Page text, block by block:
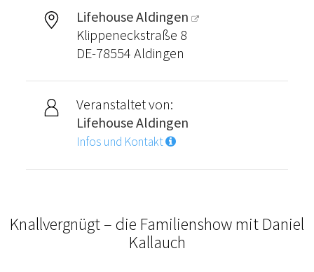
Lifehouse Aldingen
Klippeneckstraße 8
DE-78554 Aldingen
Veranstaltet von:
Lifehouse Aldingen
Infos und Kontakt
Knallvergnügt – die Familienshow mit Daniel
Kallauch